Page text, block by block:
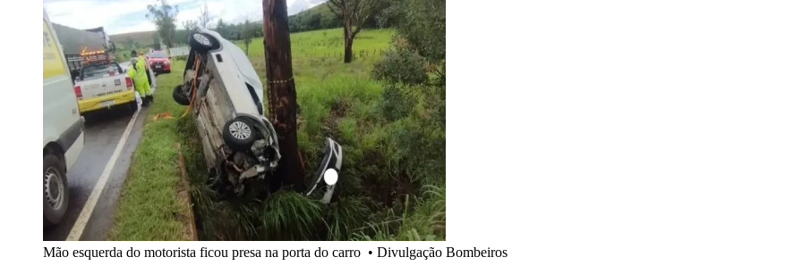
Mão esquerda do motorista ficou presa na porta do carro • Divulgação Bombeiros